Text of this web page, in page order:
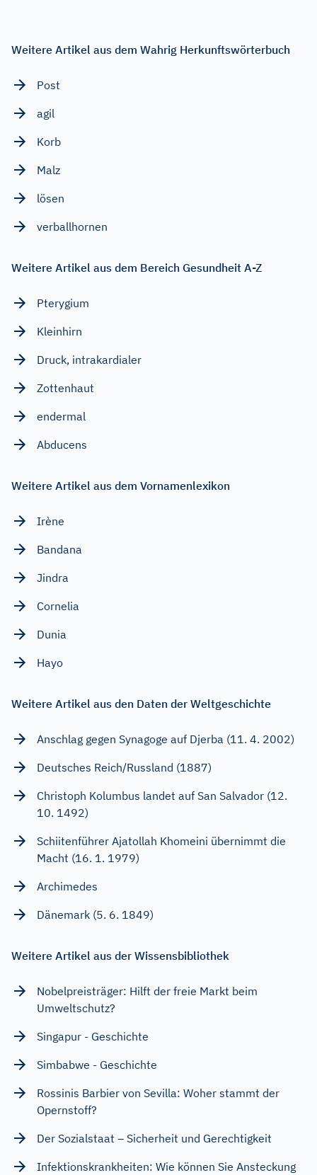
Weitere Artikel aus dem Wahrig Herkunftswörterbuch
Post
agil
Korb
Malz
lösen
verballhornen
Weitere Artikel aus dem Bereich Gesundheit A-Z
Pterygium
Kleinhirn
Druck, intrakardialer
Zottenhaut
endermal
Abducens
Weitere Artikel aus dem Vornamenlexikon
Irène
Bandana
Jindra
Cornelia
Dunia
Hayo
Weitere Artikel aus den Daten der Weltgeschichte
Anschlag gegen Synagoge auf Djerba (11. 4. 2002)
Deutsches Reich/Russland (1887)
Christoph Kolumbus landet auf San Salvador (12.
10. 1492)
Schiitenführer Ajatollah Khomeini übernimmt die
Macht (16. 1. 1979)
Archimedes
Dänemark (5. 6. 1849)
Weitere Artikel aus der Wissensbibliothek
Nobelpreisträger: Hilft der freie Markt beim
Umweltschutz?
Singapur - Geschichte
Simbabwe - Geschichte
Rossinis Barbier von Sevilla: Woher stammt der
Opernstoff?
Der Sozialstaat – Sicherheit und Gerechtigkeit
Infektionskrankheiten: Wie können Sie Ansteckung